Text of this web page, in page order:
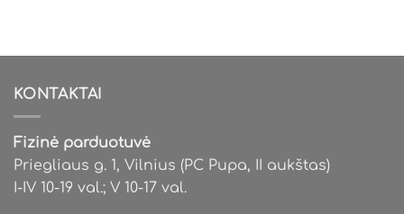
chosen
the
product
the
KONTAKTAI
Fizinė parduotuvė
Priegliaus g. 1, Vilnius (PC Pupa, II aukštas)
I-IV 10-19 val.; V 10-17 val.